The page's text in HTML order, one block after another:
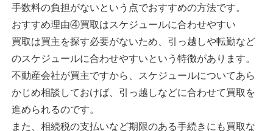
手数料の負担がないという点でおすすめの方法です。
おすすめ理由④買取はスケジュールに合わせやすい
買取は買主を探す必要がないため、引っ越しや転勤など
のスケジュールに合わせやすいという特徴があります。
不動産会社が買主ですから、スケジュールについてあら
かじめ相談しておけば、引っ越しなどに合わせて買取を
進められるのです。
また、相続税の支払いなど期限のある手続きにも買取な